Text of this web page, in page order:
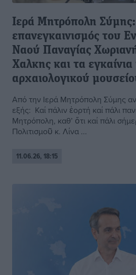
Ιερά Μητρόπολη
επανεγκαινισμός του
Ναού Παναγίας
Χαλκης και τα
αρχαιολογικού
Από την Ιερά Μητρόπολη Σύμης
εξής: Καί πάλιν ἑορτή καί πάλι
Μητρόπολη, καθ’ ὅτι καί πάλι
Πολιτισμοῦ κ. Λίνα ...
11.06.26, 18:15